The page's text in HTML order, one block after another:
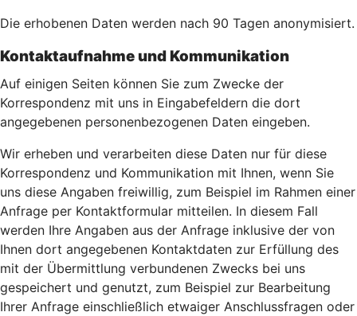
Die erhobenen Daten werden nach 90 Tagen anonymisiert.
Kontaktaufnahme und Kommunikation
Auf einigen Seiten können Sie zum Zwecke der
Korrespondenz mit uns in Eingabefeldern die dort
angegebenen personenbezogenen Daten eingeben.
Wir erheben und verarbeiten diese Daten nur für diese
Korrespondenz und Kommunikation mit Ihnen, wenn Sie
uns diese Angaben freiwillig, zum Beispiel im Rahmen einer
Anfrage per Kontaktformular mitteilen. In diesem Fall
werden Ihre Angaben aus der Anfrage inklusive der von
Ihnen dort angegebenen Kontaktdaten zur Erfüllung des
mit der Übermittlung verbundenen Zwecks bei uns
gespeichert und genutzt, zum Beispiel zur Bearbeitung
Ihrer Anfrage einschließlich etwaiger Anschlussfragen oder